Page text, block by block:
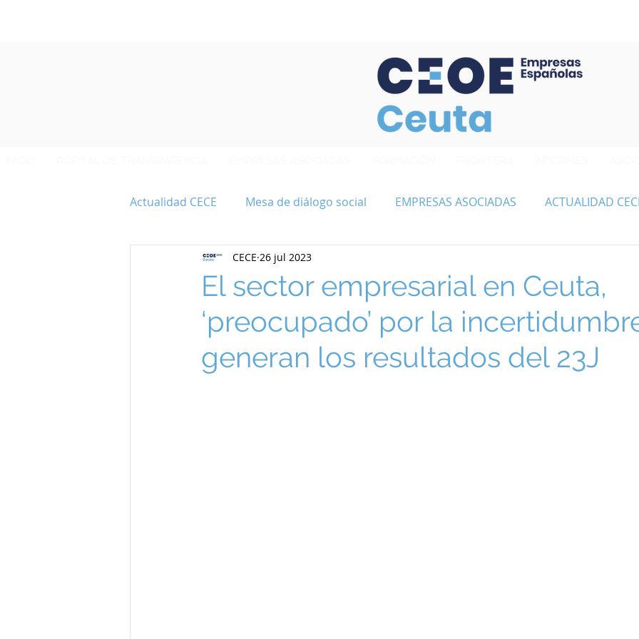
Actualidad CECE Mesa de diálogo social EMPRESAS ASOCIADAS ACTUALIDAD
40 ANIVERSARIO CECE
El sector empresarial en Ceuta,
‘preocupado’ por la
generan los resultados del 23J
CECE 26 jul 2023